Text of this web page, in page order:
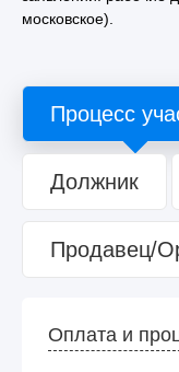
московское).
Процесс
Должник
Продавец/
Оплата и